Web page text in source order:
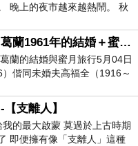
晚上的夜市越來越熱鬧。 秋
消暑熱。。。
AI「曼波女郎」葛蘭1961年的結婚＋蜜月旅行 #戀上老電影 #葛蘭 #粟子
蘭的結婚與蜜月旅行5月04日
偕同未婚夫高福全（1916～
6月15日於英國倫敦St.S
支離人】
的最大啟蒙 莫過於上古時期
即便擁有像「支離人」這種